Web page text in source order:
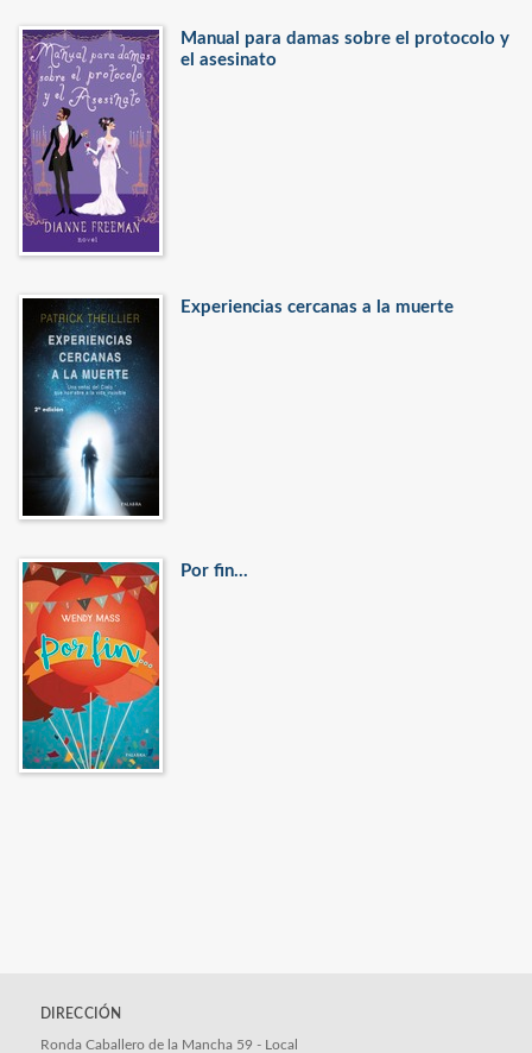
Manual para damas sobre el protocolo y
el asesinato
Experiencias cercanas a la muerte
Por fin...
DIRECCIÓN
Ronda Caballero de la Mancha 59 - Local